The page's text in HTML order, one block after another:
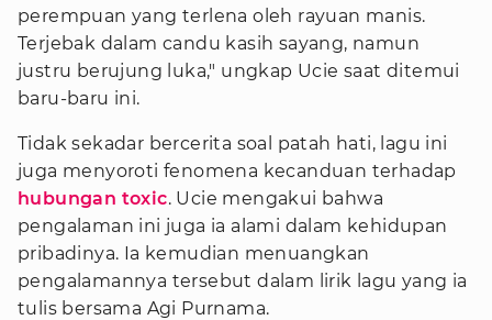
perempuan yang terlena oleh rayuan manis.
Terjebak dalam candu kasih sayang, namun
justru berujung luka," ungkap Ucie saat ditemui
baru-baru ini.
Tidak sekadar bercerita soal patah hati, lagu ini
juga menyoroti fenomena kecanduan terhadap
hubungan toxic. Ucie mengakui bahwa
pengalaman ini juga ia alami dalam kehidupan
pribadinya. Ia kemudian menuangkan
pengalamannya tersebut dalam lirik lagu yang ia
tulis bersama Agi Purnama.